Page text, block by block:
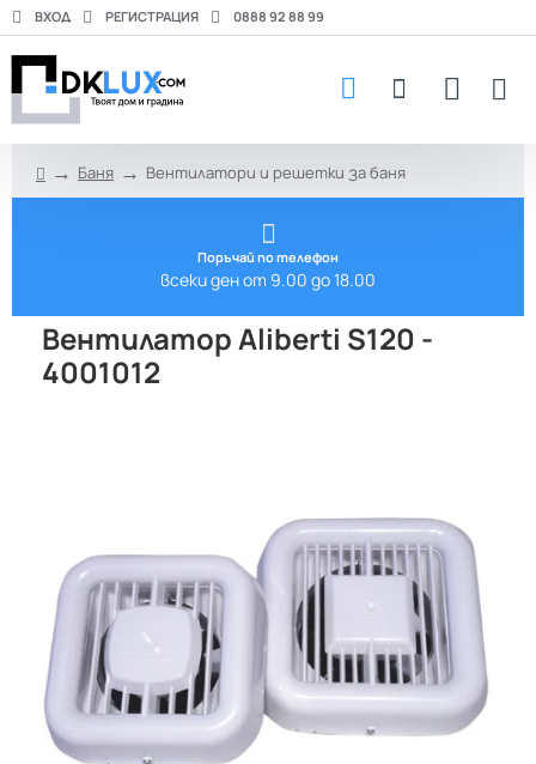
ВХОД РЕГИСТРАЦИЯ 0888 92 88 99
Баня Вентилатори и решетки за баня
Поръчай по телефон
всеки ден от 9.00 до 18.00
Вентилатор Aliberti S120 -
4001012